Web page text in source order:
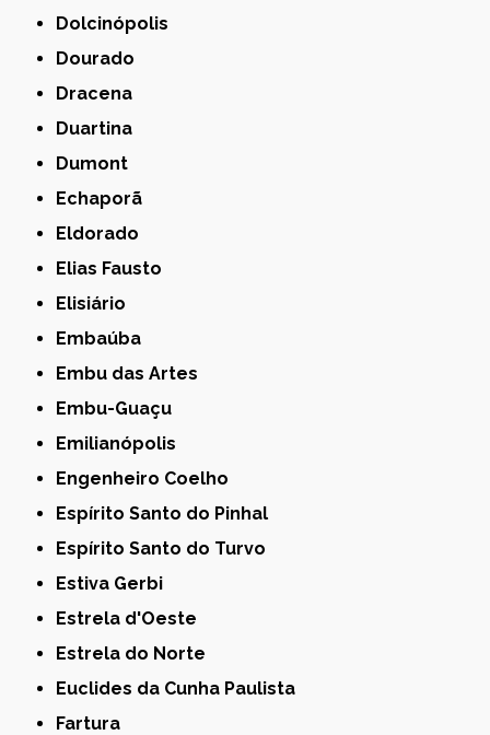
Dolcinópolis
Dourado
Dracena
Duartina
Dumont
Echaporã
Eldorado
Elias Fausto
Elisiário
Embaúba
Embu das Artes
Embu-Guaçu
Emilianópolis
Engenheiro Coelho
Espírito Santo do Pinhal
Espírito Santo do Turvo
Estiva Gerbi
Estrela d'Oeste
Estrela do Norte
Euclides da Cunha Paulista
Fartura